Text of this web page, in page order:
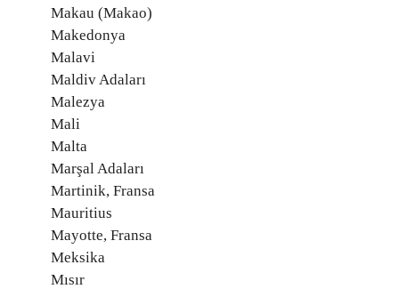
Makau (Makao)
Makedonya
Malavi
Maldiv Adaları
Malezya
Mali
Malta
Marşal Adaları
Martinik, Fransa
Mauritius
Mayotte, Fransa
Meksika
Mısır